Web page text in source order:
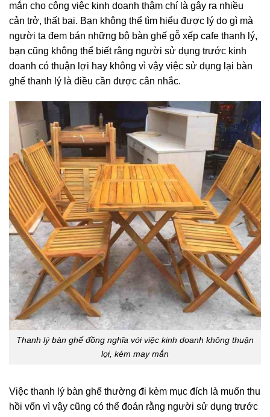
mắn cho công việc kinh doanh thậm chí là gây ra nhiều
cản trở, thất bại. Bạn không thể tìm hiểu được lý do gì mà
người ta đem bán những bộ bàn ghế gỗ xếp cafe thanh lý,
bạn cũng không thể biết rằng người sử dụng trước kinh
doanh có thuận lợi hay không vì vậy việc sử dụng lại bàn
ghế thanh lý là điều cần được cân nhắc.
Thanh lý bàn ghế đồng nghĩa với việc kinh doanh không thuận
lợi, kém may mắn
Việc thanh lý bàn ghế thường đi kèm mục đích là muốn thu
hồi vốn vì vậy cũng có thể đoán rằng người sử dụng trước